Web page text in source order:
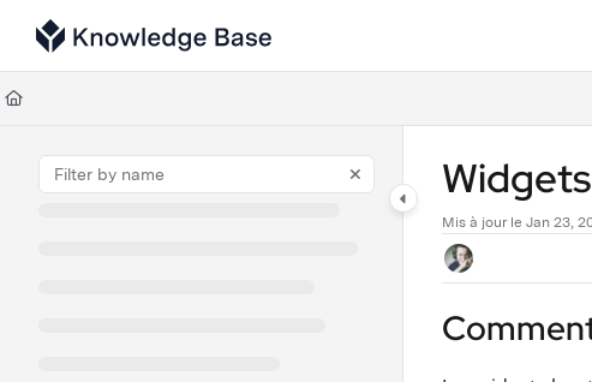
Documentation Index
Fetch the complete documentation index at:
Use this file to discover all available pages before exploring further.
Mis à jour le Jan 23,